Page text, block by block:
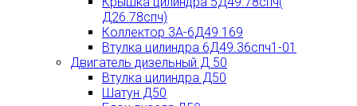
Д26.78спч)
Коллектор 3А-6Д49.169
Втулка цилиндра 6Д49.36спч1-01
Двигатель дизельный Д 50
Втулка цилиндра Д50
Шатун Д50